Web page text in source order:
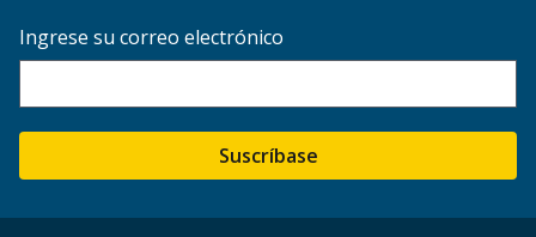
Ingrese su correo electrónico
Suscríbase